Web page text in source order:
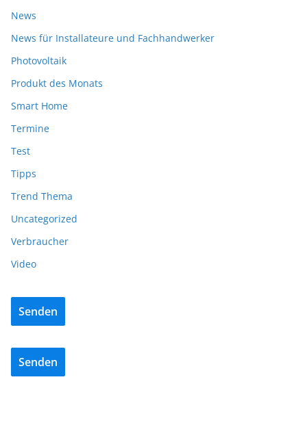
News
News für Installateure und Fachhandwerker
Photovoltaik
Produkt des Monats
Smart Home
Termine
Test
Tipps
Trend Thema
Uncategorized
Verbraucher
Video
Senden
Senden